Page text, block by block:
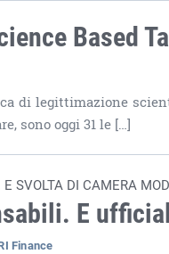
Based
di legittimazione
sono oggi 31 le […]
SVOLTA DI CAMERA
E
Finance